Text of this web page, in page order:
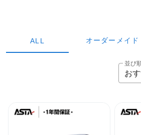
ALL オーダーメイド
並び
お